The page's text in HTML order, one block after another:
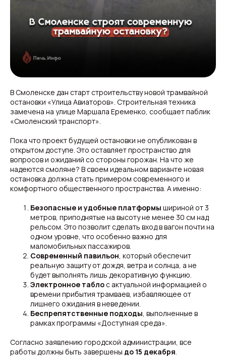
В Смоленске дан старт строительству новой трамвайной
остановки «Улица Авиаторов». Строительная техника
замечена на улице Маршала Еременко, сообщает паблик
«Смоленский транспорт».
Пока что проект будущей остановки не опубликован в
открытом доступе. Это оставляет пространство для
вопросов и ожиданий со стороны горожан. На что же
надеются смоляне? В своем идеальном варианте новая
остановка должна стать примером современного и
комфортного общественного пространства. А именно:
Безопасные и удобные платформы шириной от 3
метров, приподнятые на высоту не менее 30 см над
рельсом. Это позволит сделать вход в вагон почти на
одном уровне, что особенно важно для
маломобильных пассажиров.
Современный павильон, который обеспечит
реальную защиту от дождя, ветра и солнца, а не
будет выполнять лишь декоративную функцию.
Электронное таблос актуальной информацией о
времени прибытия трамваев, избавляющее от
лишнего ожидания в неведении.
Беспрепятственные подходы, выполненные в
рамках программы «Доступная среда».
Согласно заявлению городской администрации, все
работы должны быть завершены до 15 декабря.